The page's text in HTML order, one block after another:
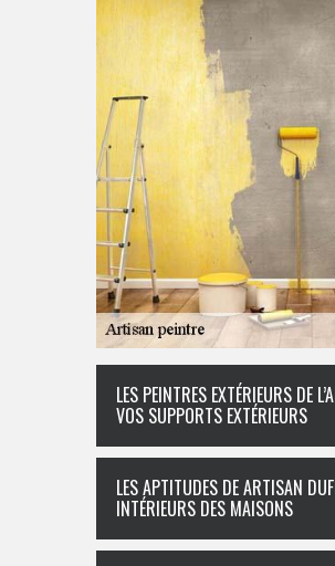
LES PEINTRES EXTÉRIEURS DE
VOS SUPPORTS EXTÉRIEURS
LES APTITUDES DE ARTISAN
INTÉRIEURS DES MAISONS